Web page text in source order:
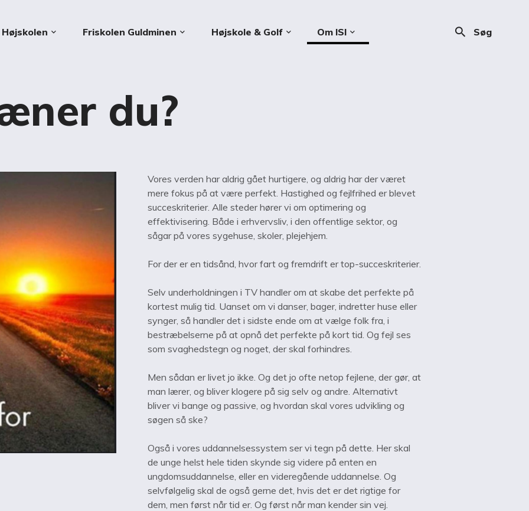
Højskolen keyboard_arrow_down Friskolen Guldminen keyboard_arrow_down Højskole & Golf keyboard_arrow_down Om ISI keyboard_arrow_down search Søg
du?
Vores verden har aldrig gået hurtigere, og aldrig har der været
mere fokus på at være perfekt. Hastighed og fejlfrihed er blevet
succeskriterier. Alle steder hører vi om optimering og
effektivisering. Både i erhvervsliv, i den offentlige sektor, og
sågar på vores sygehuse, skoler, plejehjem.
For der er en tidsånd, hvor fart og fremdrift er top-succeskriterier.
Selv underholdningen i TV handler om at skabe det perfekte på
kortest mulig tid. Uanset om vi danser, bager, indretter huse eller
synger, så handler det i sidste ende om at vælge folk fra, i
bestræbelserne på at opnå det perfekte på kort tid. Og fejl ses
som svaghedstegn og noget, der skal forhindres.
Men sådan er livet jo ikke. Og det jo ofte netop fejlene, der gør, at
man lærer, og bliver klogere på sig selv og andre. Alternativt
bliver vi bange og passive, og hvordan skal vores udvikling og
søgen så ske?
Også i vores uddannelsessystem ser vi tegn på dette. Her skal
de unge helst hele tiden skynde sig videre på enten en
ungdomsuddannelse, eller en videregående uddannelse. Og
selvfølgelig skal de også gerne det, hvis det er det rigtige for
dem, men først når tid er. Og først når man kender sin vej.